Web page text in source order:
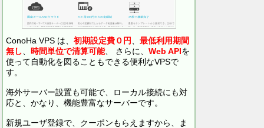
ConoHa VPS は、 初期設定費０円
最低利用期間
無し
時間単位で清算可能、 さらに、 Web APIを
使って自動化を図ることもできる便利なVPSで
す。
海外サーバー設置も可能で、ローカル接続にも対
応と、かなり、機能豊富なサーバーです。
新規ユーザ登録で、クーポンもらえますから、ま